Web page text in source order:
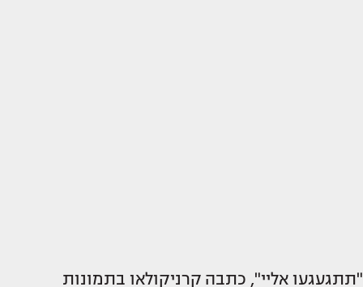
"תתגעגעו אליי", כתבה קרניקולאו בתמונות